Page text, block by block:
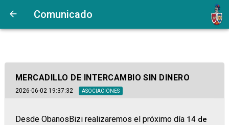
Comunicado
MERCADILLO DE INTERCAMBIO SIN DINERO
2026-06-02 19:37:32 ASOCIACIONES
Desde ObanosBizi realizaremos el próximo día 14 de